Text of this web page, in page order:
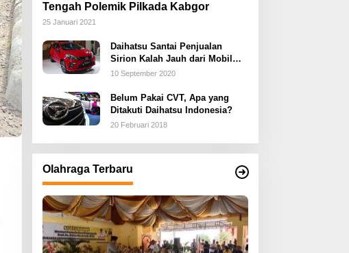
Tengah Polemik Pilkada Kabgor
25 Januari 2021
Daihatsu Santai Penjualan
Sirion Kalah Jauh dari Mobil
LCGC
10 September 2020
Belum Pakai CVT, Apa yang
Ditakuti Daihatsu Indonesia?
20 Februari 2018
Olahraga Terbaru